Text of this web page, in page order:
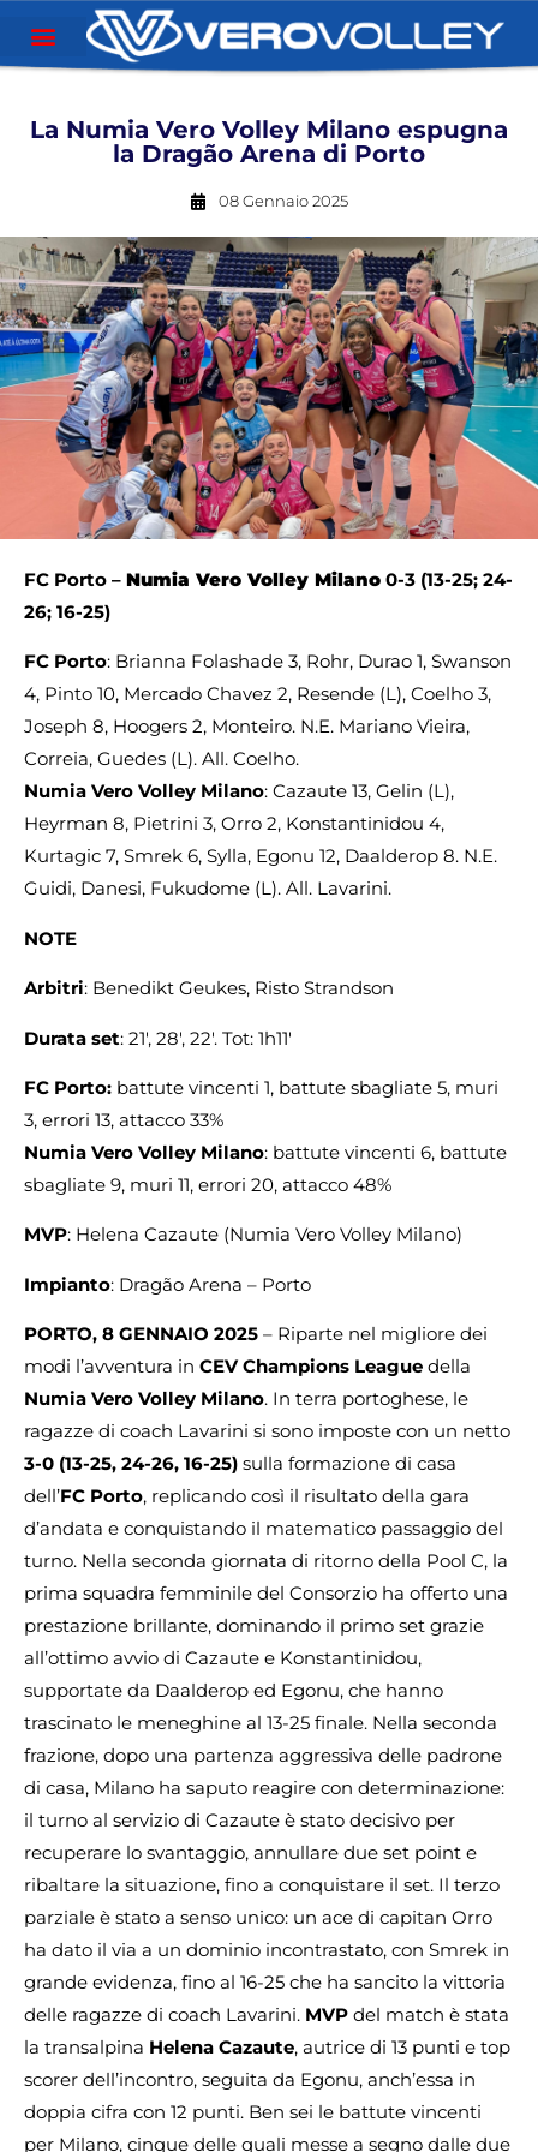
La Numia Vero Volley Milano espugna
la Dragão Arena di Porto
08 Gennaio 2025
FC Porto – Numia Vero Volley Milano 0-3 (13-25; 24-
26; 16-25)
FC Porto: Brianna Folashade 3, Rohr, Durao 1, Swanson
4, Pinto 10, Mercado Chavez 2, Resende (L), Coelho 3,
Joseph 8, Hoogers 2, Monteiro. N.E. Mariano Vieira,
Correia, Guedes (L). All. Coelho.
Numia Vero Volley Milano: Cazaute 13, Gelin (L),
Heyrman 8, Pietrini 3, Orro 2, Konstantinidou 4,
Kurtagic 7, Smrek 6, Sylla, Egonu 12, Daalderop 8. N.E.
Guidi, Danesi, Fukudome (L). All. Lavarini.
NOTE
Arbitri: Benedikt Geukes, Risto Strandson
Durata set: 21′, 28′, 22′. Tot: 1h11′
FC Porto: battute vincenti 1, battute sbagliate 5, muri
3, errori 13, attacco 33%
Numia Vero Volley Milano: battute vincenti 6, battute
sbagliate 9, muri 11, errori 20, attacco 48%
MVP: Helena Cazaute (Numia Vero Volley Milano)
Impianto: Dragão Arena – Porto
PORTO, 8 GENNAIO 2025 – Riparte nel migliore dei
modi l’avventura in CEV Champions League della
Numia Vero Volley Milano. In terra portoghese, le
ragazze di coach Lavarini si sono imposte con un netto
3-0 (13-25, 24-26, 16-25) sulla formazione di casa
dell’FC Porto, replicando così il risultato della gara
d’andata e conquistando il matematico passaggio del
turno. Nella seconda giornata di ritorno della Pool C, la
prima squadra femminile del Consorzio ha offerto una
prestazione brillante, dominando il primo set grazie
all’ottimo avvio di Cazaute e Konstantinidou,
supportate da Daalderop ed Egonu, che hanno
trascinato le meneghine al 13-25 finale. Nella seconda
frazione, dopo una partenza aggressiva delle padrone
di casa, Milano ha saputo reagire con determinazione:
il turno al servizio di Cazaute è stato decisivo per
recuperare lo svantaggio, annullare due set point e
ribaltare la situazione, fino a conquistare il set. Il terzo
parziale è stato a senso unico: un ace di capitan Orro
ha dato il via a un dominio incontrastato, con Smrek in
grande evidenza, fino al 16-25 che ha sancito la vittoria
delle ragazze di coach Lavarini. MVP del match è stata
la transalpina Helena Cazaute, autrice di 13 punti e top
scorer dell’incontro, seguita da Egonu, anch’essa in
doppia cifra con 12 punti. Ben sei le battute vincenti
per Milano, cinque delle quali messe a segno dalle due